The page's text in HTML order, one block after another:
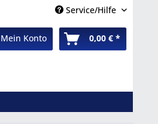
Service/Hilfe
Mein Konto 0,00 € *